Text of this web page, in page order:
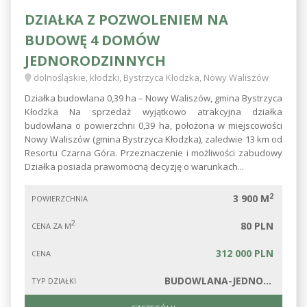
DZIAŁKA Z POZWOLENIEM NA
BUDOWĘ 4 DOMÓW
JEDNORODZINNYCH
dolnośląskie, kłodzki, Bystrzyca Kłodzka, Nowy Waliszów
Działka budowlana 0,39 ha – Nowy Waliszów, gmina Bystrzyca
Kłodzka Na sprzedaż wyjątkowo atrakcyjna działka
budowlana o powierzchni 0,39 ha, położona w miejscowości
Nowy Waliszów (gmina Bystrzyca Kłodzka), zaledwie 13 km od
Resortu Czarna Góra. Przeznaczenie i możliwości zabudowy
Działka posiada prawomocną decyzję o warunkach...
POWIERZCHNIA 3 900 M2
CENA ZA M2 80 PLN
CENA 312 000 PLN
TYP DZIAŁKI BUDOWLANA-JEDNORODZINNA